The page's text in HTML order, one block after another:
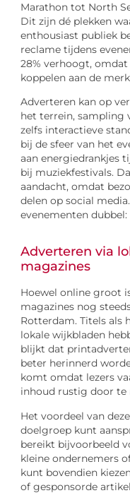
Marathon tot North
Dit zijn dé plekken
enthousiast publiek
reclame tijdens
28% verhoogt,
koppelen aan de
Adverteren kan op
het terrein, sampling
zelfs interactieve
bij de sfeer van het
aan energiedrankjes
bij muziekfestivals.
aandacht, omdat
delen op social
evenementen
Adverteren via
magazines
Hoewel online groot
magazines nog
Rotterdam. Titels als
lokale wijkbladen
blijkt dat
beter herinnerd
komt omdat lezers
inhoud rustig door te
Het voordeel van
doelgroep kunt
bereikt bijvoorbeeld
kleine ondernemers
kunt bovendien
of gesponsorde